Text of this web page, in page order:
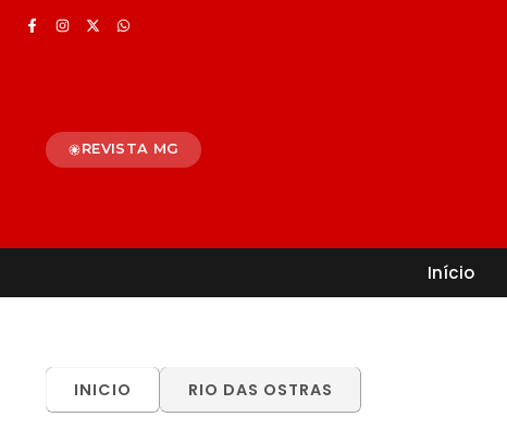
REVISTA MG
Início
INICIO RIO DAS OSTRAS